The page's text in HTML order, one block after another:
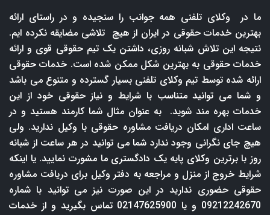
ما در وکلای تلفنی همه جوانب را سنجیده و در راستای ارائه
بهترین خدمات حقوقی در ایران از هیچ تلاشی مضایقه نکرده ایم.
نتیجه این تلاش شبانه روزی، داشتن یک تیم حقوقی قوی و ارائه
خدمات حقوقی به بهترین شکل ممکن شده است. خدمات حقوقی
ارائه شده توسط تیم وکلای تلفنی بسیار گسترده و متنوع می باشد
و شما می توانید متناسب با شرایط و نیاز حقوقی خود از این
خدمات بهره مند شوید. به عنوان مثال شما کارمند هستید و در
ساعت اداری امکان دریافت مشاوره حقوقی با وکیل ندارید. ولی
هیچ جای نگرانی وجود ندارد شما می توانید در هر ساعت از شبانه
روز با برترین وکلای پایه یک دادگستری ما مشورت نمایید. یا اینکه
شرایط خروج از منزل و مراجعه به دفتر وکیل برای دریافت مشاوره
حقوقی حضوری ندارید در این صورت نیز می توانید با شماره
09212242670 و یا 02147625900 تماس بگیرید و از خدمات